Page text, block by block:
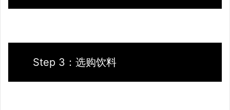
Step 3：选购饮料